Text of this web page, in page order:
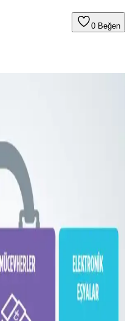
0 Beğen
Elektronik cihazlar,
taşınabilir.
Dayanıklı Deri
deri yapısı ve şık
için ideal. İkinci el
yüksek bir seçenek sunar.
ve Onebag Seyahat
özellikleri ve onebag
ideal çanta seçimi ve
bilgiler sunulmaktadır.